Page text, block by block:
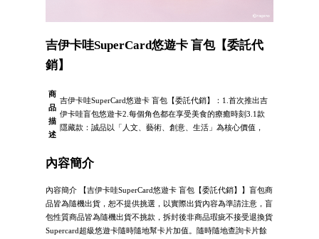
吉伊卡哇SuperCard悠遊卡 盲包【委託代
銷】
商
品
描
述
吉伊卡哇SuperCard悠遊卡 盲包【委託代銷】：1.首次推出吉
伊卡哇盲包悠遊卡2.每個角色都在享受美食的療癒時刻3.1款
隱藏款：誠品以「人文、藝術、創意、生活」為核心價值，
內容簡介
內容簡介 【吉伊卡哇SuperCard悠遊卡 盲包【委託代銷】】盲包商
品皆為隨機出貨，恕不提供挑選，以實際出貨內容為準請注意，盲
包性質商品皆為隨機出貨不挑款，拆封後非商品瑕疵不接受退換貨
Supercard超級悠遊卡隨時隨地幫卡片加值。隨時隨地查詢卡片餘